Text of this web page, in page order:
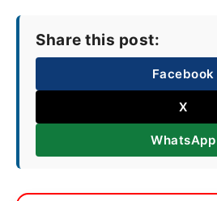
Share this post:
Facebook
X
WhatsApp